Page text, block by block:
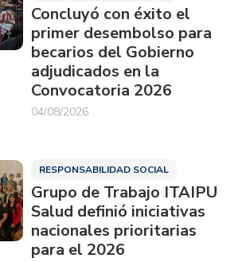
Concluyó con éxito el
primer desembolso para
becarios del Gobierno
adjudicados en la
Convocatoria 2026
04/08/2026
RESPONSABILIDAD SOCIAL
Grupo de Trabajo ITAIPU
Salud definió iniciativas
nacionales prioritarias
para el 2026